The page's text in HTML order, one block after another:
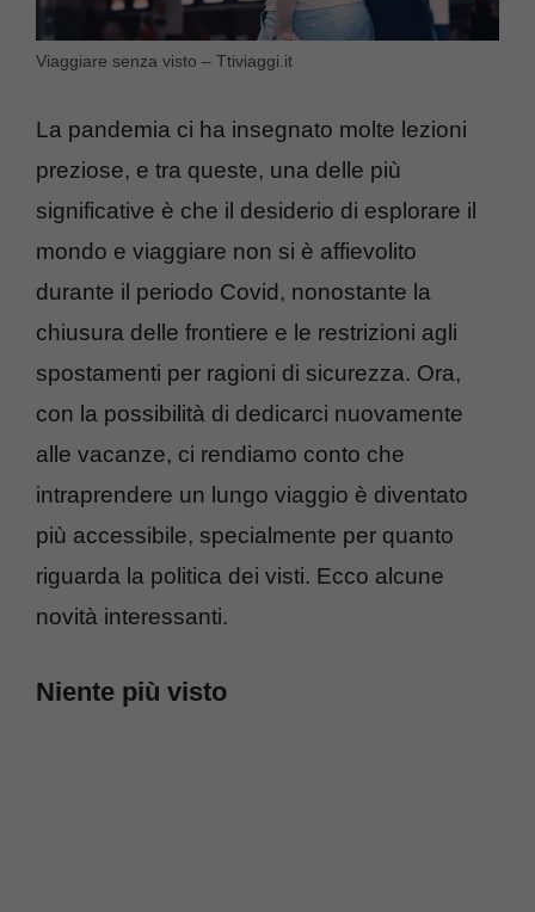
Viaggiare senza visto – Ttiviaggi.it
La pandemia ci ha insegnato molte lezioni
preziose, e tra queste, una delle più
significative è che il desiderio di esplorare il
mondo e viaggiare non si è affievolito
durante il periodo Covid, nonostante la
chiusura delle frontiere e le restrizioni agli
spostamenti per ragioni di sicurezza. Ora,
con la possibilità di dedicarci nuovamente
alle vacanze, ci rendiamo conto che
intraprendere un lungo viaggio è diventato
più accessibile, specialmente per quanto
riguarda la politica dei visti. Ecco alcune
novità interessanti.
Niente più visto